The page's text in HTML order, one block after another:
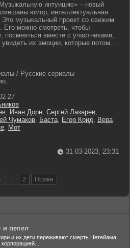
интуицию» – новый
юмор, интеллектуальная
Это музыкальный проект со свежим
Его можно смотреть, чтобы
вместе с участниками,
их эмоции, которые потом...
/ Русские сериалы
27
, Иван Дорн, Сергей Лазарев,
Чумаков, Баста, Егор Крид, Вера
, Мот
31-03-2023, 23:31
2 Позже
и пепел
и их дети переживают смерть Нетейама